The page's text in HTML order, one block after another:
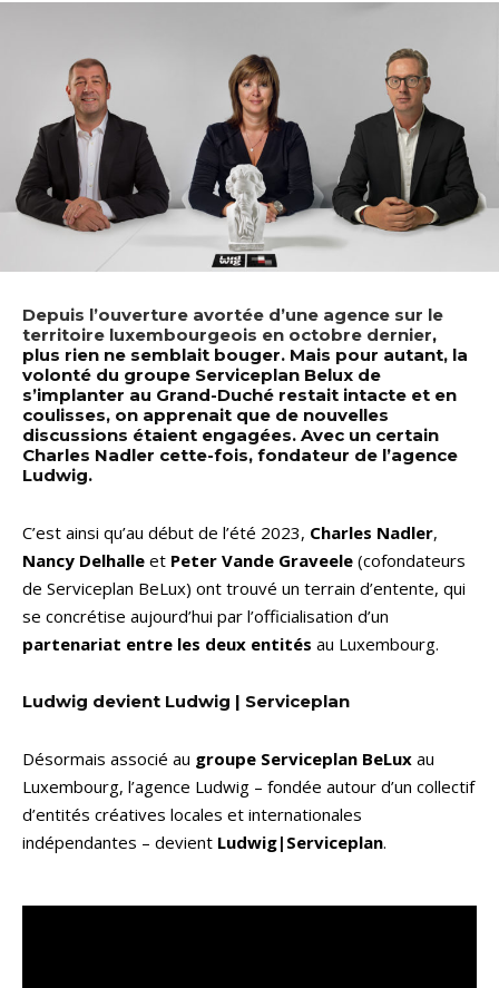
Depuis l’ouverture avortée d’une agence sur le
territoire luxembourgeois en octobre dernier,
plus rien ne semblait bouger. Mais pour autant, la
volonté du groupe Serviceplan Belux de
s’implanter au Grand-Duché restait intacte et en
coulisses, on apprenait que de nouvelles
discussions étaient engagées. Avec un certain
Charles Nadler cette-fois, fondateur de l’agence
Ludwig.
C’est ainsi qu’au début de l’été 2023, Charles Nadler,
Nancy Delhalle et Peter Vande Graveele (cofondateurs
de Serviceplan BeLux) ont trouvé un terrain d’entente, qui
se concrétise aujourd’hui par l’officialisation d’un
partenariat entre les deux entités au Luxembourg.
Ludwig devient Ludwig | Serviceplan
Désormais associé au groupe Serviceplan BeLux au
Luxembourg, l’agence Ludwig – fondée autour d’un collectif
d’entités créatives locales et internationales
indépendantes – devient Ludwig|Serviceplan.